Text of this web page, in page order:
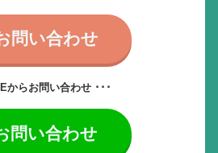
問い合わせ
からお問い合わせ ･･･
問い合わせ